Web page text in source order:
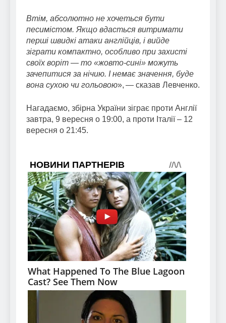
Втім, абсолютно не хочеться бути
песимістом. Якщо вдасться витримати
перші швидкі атаки англійців, і вийде
зіграти компактно, особливо при захисті
своїх воріт — то «жовто-сині» можуть
зачепитися за нічию. І немає значення, буде
вона сухою чи гольовою», — сказав Левченко.
Нагадаємо, збірна України зіграє проти Англії
завтра, 9 вересня о 19:00, а проти Італії – 12
вересня о 21:45.